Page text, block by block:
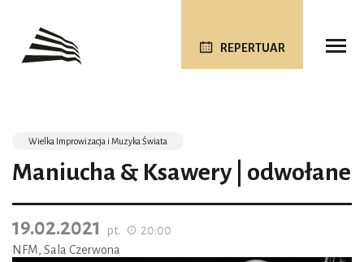
REPERTUAR
Wielka Improwizacja i Muzyka Świata
Maniucha & Ksawery | odwołane
19.02.2021 pt.
20:00
NFM, Sala Czerwona